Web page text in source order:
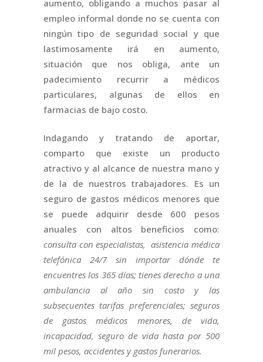
aumento, obligando a muchos pasar al
empleo informal donde no se cuenta con
ningún tipo de seguridad social y que
lastimosamente irá en aumento,
situación que nos obliga, ante un
padecimiento recurrir a médicos
particulares, algunas de ellos en
farmacias de bajo costo.
Indagando y tratando de aportar,
comparto que existe un producto
atractivo y al alcance de nuestra mano y
de la de nuestros trabajadores. Es un
seguro de gastos médicos menores que
se puede adquirir desde 600 pesos
anuales con altos beneficios como:
consulta con especialistas, asistencia médica
telefónica 24/7 sin importar dónde te
encuentres los 365 días; tienes derecho a una
ambulancia al año sin costo y las
subsecuentes tarifas preferenciales; seguros
de gastos médicos menores, de vida,
incapacidad, seguro de vida hasta por 500
mil pesos, accidentes y gastos funerarios.